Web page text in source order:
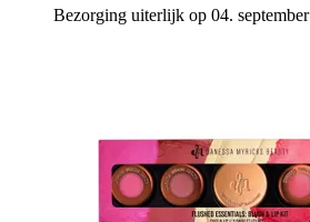
Bezorging uiterlijk op 04. september